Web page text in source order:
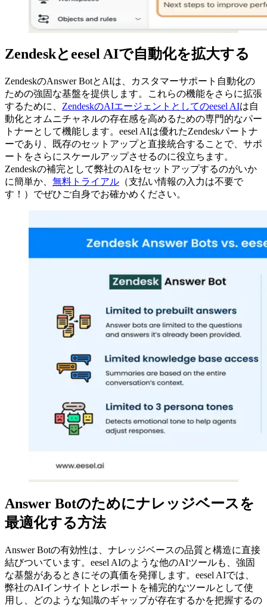
Zendeskとeesel AIで自動化を拡大する
ZendeskのAnswer BotとAIは、カスタマーサポート自動化の
ための強固な基盤を提供します。これらの機能をさらに拡張
するために、 ZendeskのAIエージェントとしてのeesel AIは自
動化とオムニチャネルの存在感を高めるための専門的なパー
トナーとして機能します。eesel AIは優れたZendeskパートナ
ーであり、既存のセットアップと直接統合することで、サポ
ートをさらにスケールアップさせるのに役立ちます。
Zendeskの補完として弊社のAIをセットアップするのがいか
に簡単か、 無料トライアル （支払い情報の入力は不要で
す！）でぜひご自身でお確かめください。
Answer Botのためにナレッジベースを
最適化する方法
Answer Botの有効性は、ナレッジベースの品質と構造に直接
結びついています。eesel AIのような他のAIツールも、強固
な基盤があるときにその真価を発揮します。eesel AIでは、
弊社のAIインサイトとレポートを補完的なツールとして使
用し、どのような知識のギャップが存在するかを把握するの